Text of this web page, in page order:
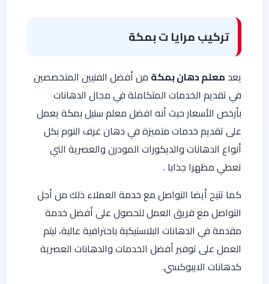
تركيب مرايا ت بمكة
يعد معلم دهان بمكة من أفضل الفنيين المتخصصين
في تقديم الخدمات المتكاملة في مجال الدهانات
بأرخص الأسعار حيث أنه افضل معلم ستيل بمكة يعمل
على تقديم خدمات متميزة في دهان غرف النوم بكل
أنواع الدهانات والديكورات المودرن والعصرية التي
تعطي مظهرا جذابا .
كما تتيح أيضا التواصل مع خدمة العملاء ذلك من أجل
التواصل مع فريق العمل للحصول على أفضل خدمة
مقدمة في الدهانات البلاستيكية باحترافية عالية، ليتم
العمل على توفير أفضل الخدمات والدهانات العصرية
كدهانات الايبوكسي.